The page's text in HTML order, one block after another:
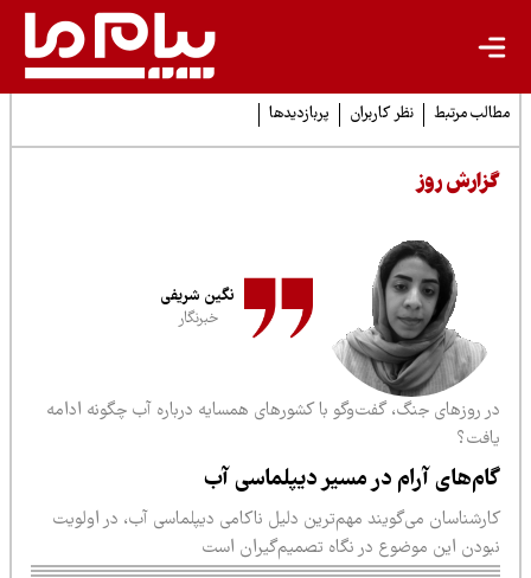
مرتبط نظر کاربران پربازدیدها
روز
نگین شریفی
خبرنگار
روزهای جنگ، گفت‌وگو با کشورهای همسایه درباره آب چگونه ادامه
آرام در مسیر دیپلماسی آب
می‌گویند مهم‌ترین دلیل ناکامی دیپلماسی آب، در اولویت
این موضوع در نگاه تصمیم‌گیران است